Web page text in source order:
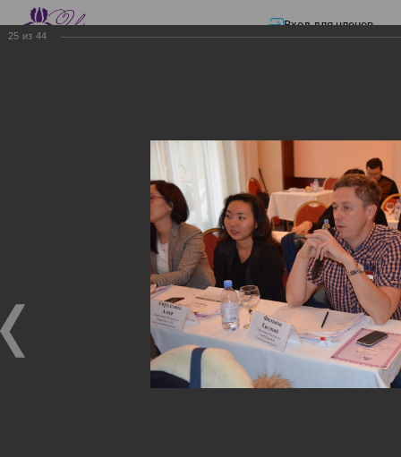
Вход для членов
ЭЛЕКТРОННЫЕ СЧЕТА-ФАКТУРЫ.
ЭЛЕКТРОННЫЕ СЧЕТА-
ФАКТУРЫ. ВИРТУАЛЬНЫЙ
ЭЛЕКТРОННЫЕ СЧЕТА-ФАКТУРЫ. ВИРТУАЛЬНЫЙ
СКЛАД.
Семинар с КГД и разработчиками
25 из 44